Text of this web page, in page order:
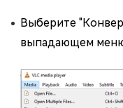
Выберите
выпадающем